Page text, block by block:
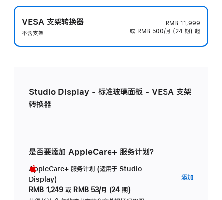
VESA 支架转换器
不含支架
RMB 11,999
或 RMB 500/月 (24 期) 起
Studio Display - 标准玻璃面板 - VESA 支架
转换器
是否要添加 AppleCare+ 服务计划？
AppleCare+ 服务计划 (适用于 Studio
Display)
RMB 1,249 或 RMB 53/月 (24 期)
添加